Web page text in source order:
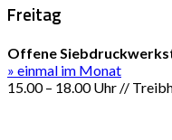
Freitag
Offene
» einmal im Monat
15.00 – 18.00 Uhr //